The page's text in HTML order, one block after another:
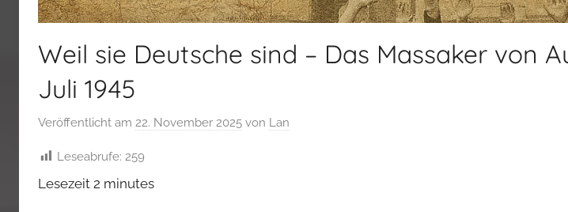
Weil sie Deutsche sind – Das Massaker von
Juli 1945
Veröffentlicht am 22. November 2025 von Lan
Leseabrufe: 259
Lesezeit 2 minutes